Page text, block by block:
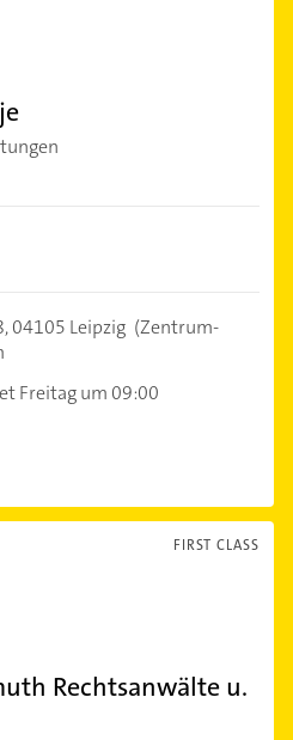
04105 Leipzig (Zentrum-
Freitag um 09:00
FIRST CLASS
Rechtsanwälte u.